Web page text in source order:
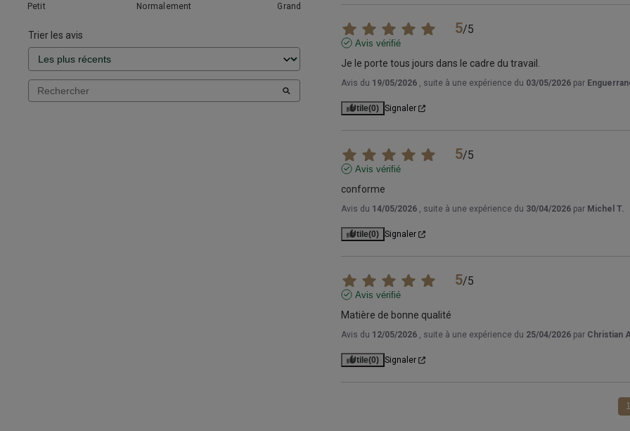
Petit
Normalement Grand
Trier les avis 5/5
Avis vérifié
Je le porte tous jours dans le cadre du travail.
Avis du 19/05/2026 , suite à une expérience du 03/05/2026 par
Utile(0) Signaler
5/5
Avis vérifié
conforme
Avis du 14/05/2026 , suite à une expérience du 30/04/2026 par Michel T.
Utile(0) Signaler
5/5
Avis vérifié
Matière de bonne qualité
Avis du 12/05/2026 , suite à une expérience du 25/04/2026 par Christian
Utile(0) Signaler